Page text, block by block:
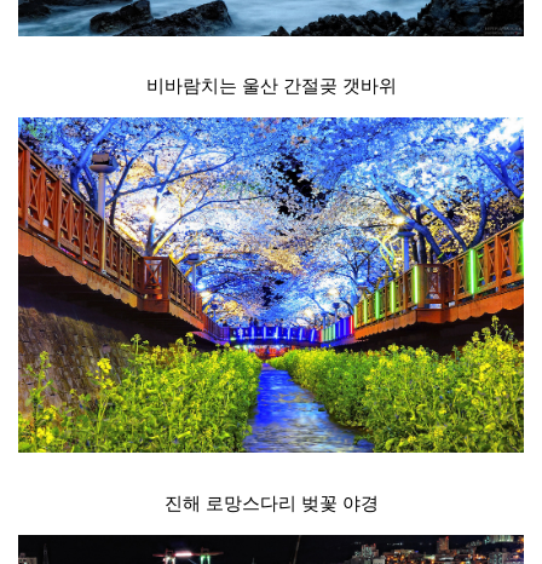
비바람치는 울산 간절곶 갯바위
진해 로망스다리 벚꽃 야경